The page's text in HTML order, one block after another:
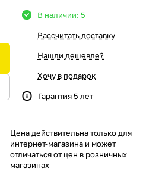
В наличии: 5
Рассчитать доставку
Нашли дешевле?
Хочу в подарок
Гарантия 5 лет
Цена действительна только для
интернет-магазина и может
отличаться от цен в розничных
магазинах